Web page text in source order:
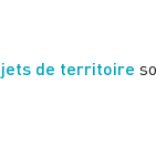
de territoire